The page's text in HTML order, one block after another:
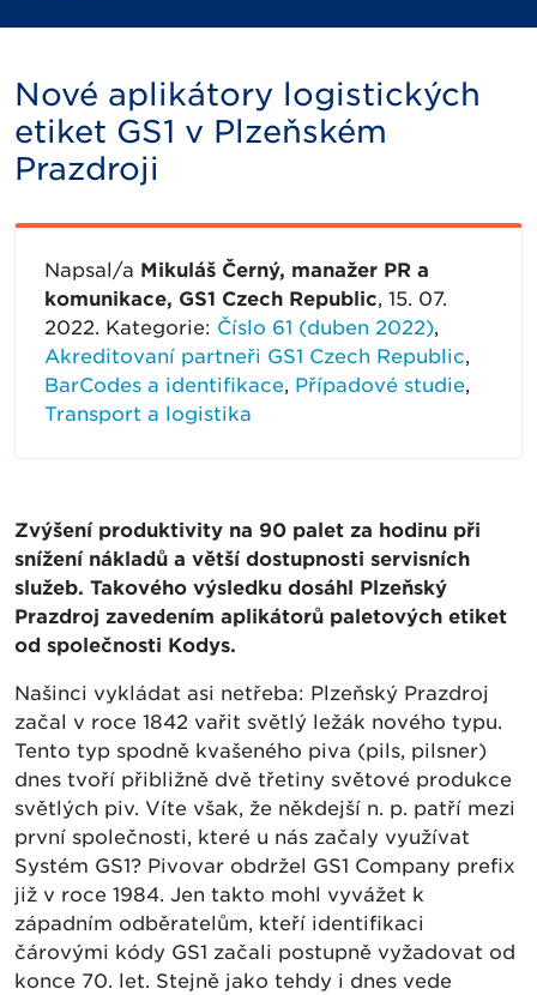
Nové aplikátory logistických
etiket GS1 v Plzeňském
Prazdroji
Napsal/a Mikuláš Černý, manažer PR a
komunikace, GS1 Czech Republic, 15. 07.
2022. Kategorie: Číslo 61 (duben 2022),
Akreditovaní partneři GS1 Czech Republic,
BarCodes a identifikace, Případové studie,
Transport a logistika
Zvýšení produktivity na 90 palet za hodinu při
snížení nákladů a větší dostupnosti servisních
služeb. Takového výsledku dosáhl Plzeňský
Prazdroj zavedením aplikátorů paletových etiket
od společnosti Kodys.
Našinci vykládat asi netřeba: Plzeňský Prazdroj
začal v roce 1842 vařit světlý ležák nového typu.
Tento typ spodně kvašeného piva (pils, pilsner)
dnes tvoří přibližně dvě třetiny světové produkce
světlých piv. Víte však, že někdejší n. p. patří mezi
první společnosti, které u nás začaly využívat
Systém GS1? Pivovar obdržel GS1 Company prefix
již v roce 1984. Jen takto mohl vyvážet k
západním odběratelům, kteří identifikaci
čárovými kódy GS1 začali postupně vyžadovat od
konce 70. let. Stejně jako tehdy i dnes vede